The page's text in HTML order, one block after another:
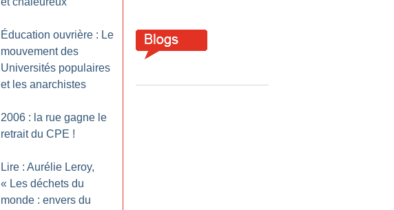
Éducation ouvrière : Le
mouvement des
Universités populaires
et les anarchistes
2006 : la rue gagne le
retrait du CPE !
Lire : Aurélie Leroy,
« Les déchets du
monde : envers du